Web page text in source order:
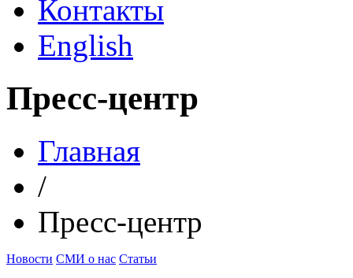
Контакты
English
Пресс-центр
Главная
/
Пресс-центр
Новости СМИ о нас Статьи